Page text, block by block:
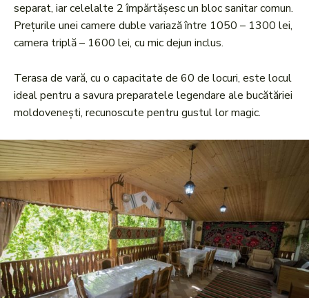
separat, iar celelalte 2 împărtășesc un bloc sanitar comun.
Prețurile unei camere duble variază între 1050 – 1300 lei,
camera triplă – 1600 lei, cu mic dejun inclus.
Terasa de vară, cu o capacitate de 60 de locuri, este locul
ideal pentru a savura preparatele legendare ale bucătăriei
moldovenești, recunoscute pentru gustul lor magic.